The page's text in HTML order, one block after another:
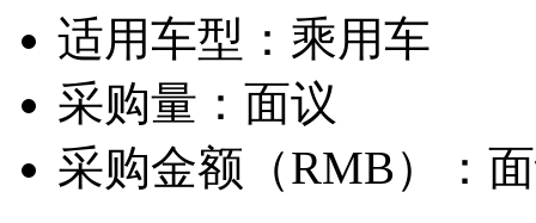
适用车型： 乘用车
采购量： 面议
采购金额（RMB）：